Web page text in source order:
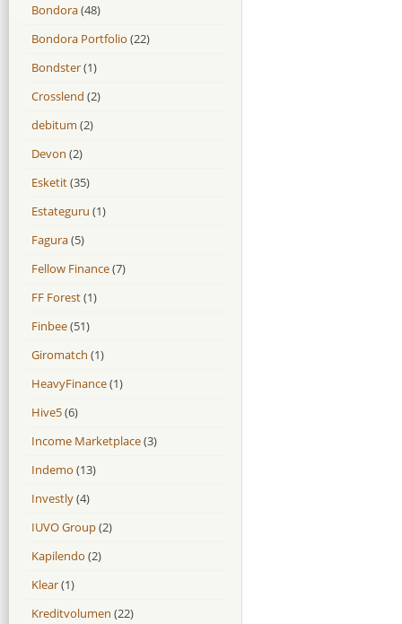
Bondora(48)
Bondora Portfolio (22)
Bondster(1)
Crosslend (2)
debitum (2)
Devon (2)
Esketit(35)
Estateguru (1)
Fagura(5)
Fellow Finance(7)
FF Forest(1)
Finbee(51)
Giromatch (1)
HeavyFinance(1)
Hive5(6)
Income Marketplace(3)
Indemo (13)
Investly(4)
IUVO Group(2)
Kapilendo (2)
Klear(1)
Kreditvolumen (22)